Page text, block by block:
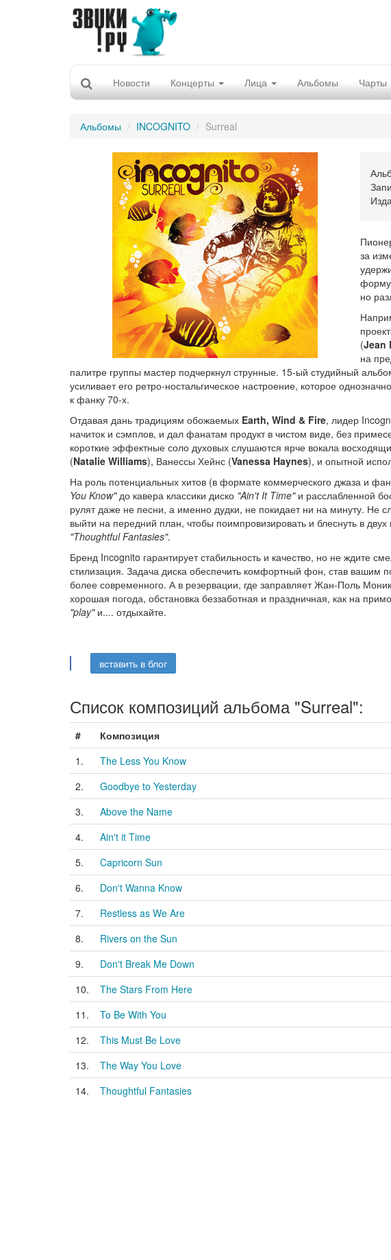
Новости Концерты Лица Альбомы Чарты
Альбомы INCOGNITO Surreal
за
но
(Jean
на
палитре группы мастер подчеркнул струнные. 15-ый студийный
усиливает его ретро-ностальгическое настроение, которое
к фанку 70-х.
Отдавая дань традициям обожаемых Earth, Wind & Fire, лидер
начиток и сэмплов, и дал фанатам продукт в чистом виде, без
короткие эффектные соло духовых слушаются ярче вокала
(Natalie Williams), Ванессы Хейнс (Vanessa Haynes), и опытной
На роль потенциальных хитов (в формате коммерческого джаза и
You Know"до кавера классики диско "Ain't It Time"и расслабленной
рулят даже не песни, а именно дудки, не покидает ни на минуту. Не
выйти на передний план, чтобы поимпровизировать и блеснуть в двух
"Thoughtful Fantasies".
Бренд Incognito гарантирует стабильность и качество, но не ждите
стилизация. Задача диска обеспечить комфортный фон, став вашим
более современного. А в резервации, где заправляет Жан-Поль
хорошая погода, обстановка беззаботная и праздничная, как на
"play"и.... отдыхайте.
вставить в блог
Список композиций альбома "Surreal":
# Композиция
1.
The Less You Know
2.
Goodbye to Yesterday
3.
Above the Name
4.
Ain't it Time
5.
Capricorn Sun
6.
Don't Wanna Know
7.
Restless as We Are
8.
Rivers on the Sun
9.
Don't Break Me Down
10.
The Stars From Here
11.
To Be With You
12.
This Must Be Love
13.
The Way You Love
14.
Thoughtful Fantasies